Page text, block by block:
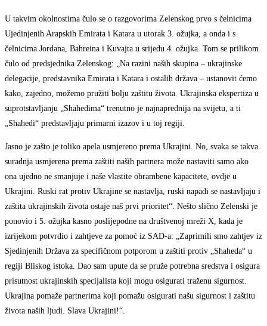
U takvim okolnostima čulo se o razgovorima Zelenskog prvo s čelnicima
Ujedinjenih Arapskih Emirata i Katara u utorak 3. ožujka, a onda i s
čelnicima Jordana, Bahreina i Kuvajta u srijedu 4. ožujka. Tom se prilikom
čulo od predsjednika Zelenskog: „Na razini naših skupina – ukrajinske
delegacije, predstavnika Emirata i Katara i ostalih država – ustanovit ćemo
kako, zajedno, možemo pružiti bolju zaštitu života. Ukrajinska ekspertiza u
suprotstavljanju „Shahedima“ trenutno je najnaprednija na svijetu, a ti
„Shahedi“ predstavljaju primarni izazov i u toj regiji.
Jasno je zašto je toliko apela usmjereno prema Ukrajini. No, svaka se takva
suradnja usmjerena prema zaštiti naših partnera može nastaviti samo ako
ona ujedno ne smanjuje i naše vlastite obrambene kapacitete, ovdje u
Ukrajini. Ruski rat protiv Ukrajine se nastavlja, ruski napadi se nastavljaju i
zaštita ukrajinskih života ostaje naš prvi prioritet“. Nešto slično Zelenski je
ponovio i 5. ožujka kasno poslijepodne na društvenoj mreži X, kada je
izrijekom potvrdio i zahtjeve za pomoć iz SAD-a: „Zaprimili smo zahtjev iz
Sjedinjenih Država za specifičnom potporom u zaštiti protiv „Shaheda“ u
regiji Bliskog istoka. Dao sam upute da se pruže potrebna sredstva i osigura
prisutnost ukrajinskih specijalista koji mogu osigurati traženu sigurnost.
Ukrajina pomaže partnerima koji pomažu osigurati našu sigurnost i zaštitu
života naših ljudi. Slava Ukrajini!“.